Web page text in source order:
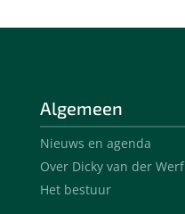
Algemeen
Nieuws en agenda
Over Dicky van der Werf
Het bestuur